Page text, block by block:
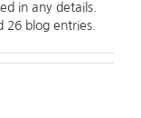
in any details.
26 blog entries.